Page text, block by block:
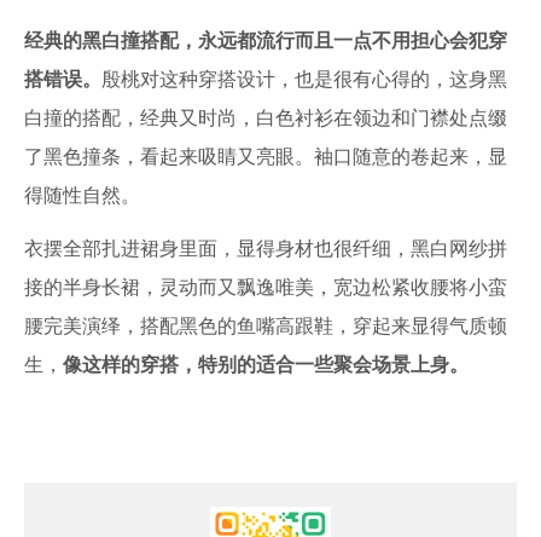
经典的黑白撞搭配，永远都流行而且一点不用担心会犯穿
搭错误。 殷桃对这种穿搭设计，也是很有心得的，这身黑
白撞的搭配，经典又时尚，白色衬衫在领边和门襟处点缀
了黑色撞条，看起来吸睛又亮眼。袖口随意的卷起来，显
得随性自然。
衣摆全部扎进裙身里面，显得身材也很纤细，黑白网纱拼
接的半身长裙，灵动而又飘逸唯美，宽边松紧收腰将小蛮
腰完美演绎，搭配黑色的鱼嘴高跟鞋，穿起来显得气质顿
生， 像这样的穿搭，特别的适合一些聚会场景上身。